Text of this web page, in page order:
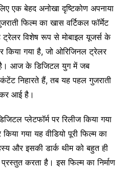
एक बेहद अनोखा दृष्टिकोण अपनाया
फिल्म का खास वर्टिकल फॉर्मेट
ट्रेलर विशेष रूप से मोबाइल यूजर्स के
किया गया है, जो ओरिजिनल ट्रेलर
आज के डिजिटल युग में जब
निहारते हैं, तब यह पहल गुजराती
आई है।
प्लेटफॉर्म पर रिलीज किया गया
किया गया यह वीडियो पूरी फिल्म का
और इसकी डार्क थीम को बहुत ही
करता है। इस फिल्म का निर्माण